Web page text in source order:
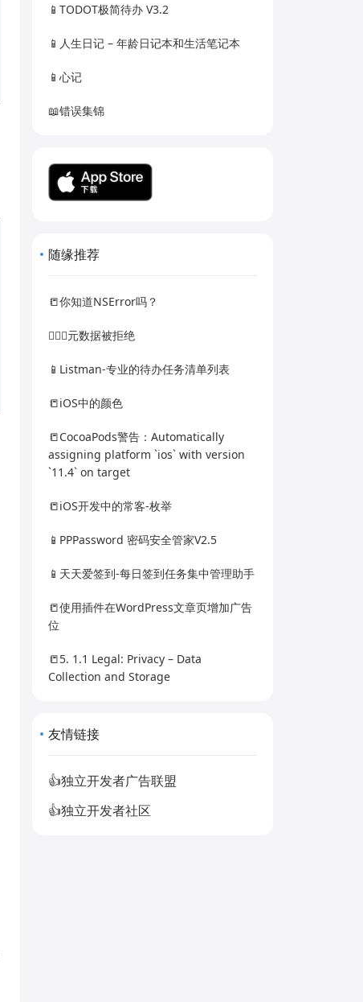
📱TODOT极简待办 V3.2
📱人生日记 – 年龄日记本和生活笔记本
📱心记
📖错误集锦
随缘推荐
📒你知道NSError吗？
🙅🏻‍♀️元数据被拒绝
📱Listman-专业的待办任务清单列表
📒iOS中的颜色
📒CocoaPods警告：Automatically
assigning platform `ios` with version
`11.4` on target
📒iOS开发中的常客-枚举
📱PPPassword 密码安全管家V2.5
📱天天爱签到-每日签到任务集中管理助手
📒使用插件在WordPress文章页增加广告
位
📒5. 1.1 Legal: Privacy – Data
Collection and Storage
友情链接
👍独立开发者广告联盟
👍独立开发者社区